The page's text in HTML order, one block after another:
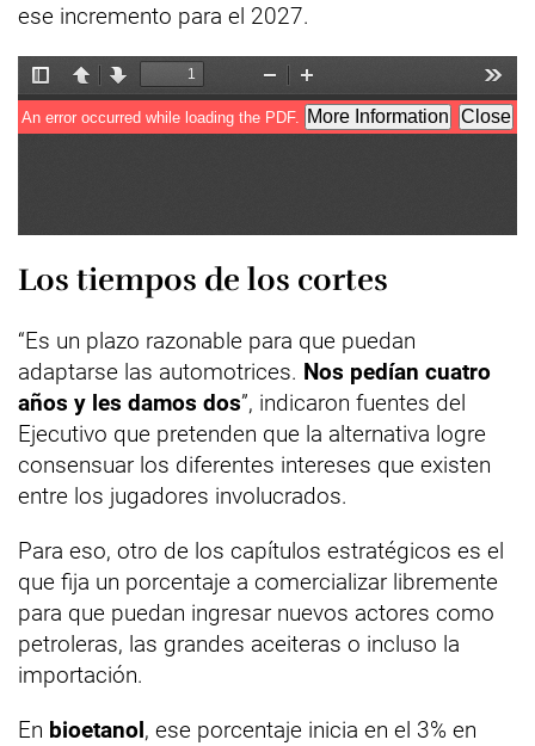
ese incremento para el 2027.
Los tiempos de los cortes
“Es un plazo razonable para que puedan
adaptarse las automotrices. Nos pedían cuatro
años y les damos dos”, indicaron fuentes del
Ejecutivo que pretenden que la alternativa logre
consensuar los diferentes intereses que existen
entre los jugadores involucrados.
Para eso, otro de los capítulos estratégicos es el
que fija un porcentaje a comercializar libremente
para que puedan ingresar nuevos actores como
petroleras, las grandes aceiteras o incluso la
importación.
En bioetanol, ese porcentaje inicia en el 3% en